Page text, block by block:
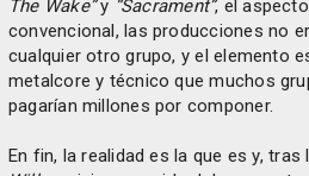
The Wake”y “Sacrament”, el
convencional, las producciones no
cualquier otro grupo, y el elemento
metalcore y técnico que muchos
pagarían millones por componer.
En fin, la realidad es la que es y, tras